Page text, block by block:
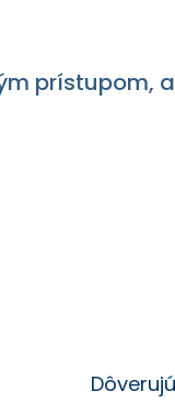
prístupom,